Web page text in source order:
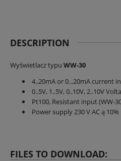
DESCRIPTION
Wyświetlacz typu WW-30
4..20mA or 0...20mA current
0..5V, 1..5V, 0..10V, 2..10V
Pt100, Resistant input (WW-
Power supply 230 V AC ą 10%
FILES TO DOWNLOAD: